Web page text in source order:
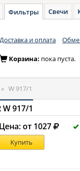
Фильтры Свечи
Доставка и оплата
Корзина: пока пуста.
» W 917/1
917/1
Цена: от 1027
Купить